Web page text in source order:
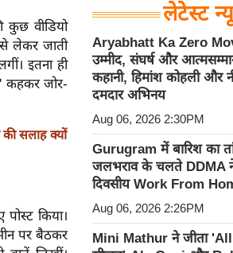
कुछ वीडियो
से लेकर जाती
इतना ही
कहकर जोर-
सलाह क्यों
किया।
पर बैठकर
लेटेस्ट
Aryabhatt Ka Zero
उम्मीद, संघर्ष और
कहानी, हिमांश कोहली और
दमदार अभिनय
Aug 06, 2026 2:30PM
Gurugram में बारिश का
जलभराव के चलते DDMA ने
दिवसीय Work From
Aug 06, 2026 2:26PM
Mini Mathur ने जीता